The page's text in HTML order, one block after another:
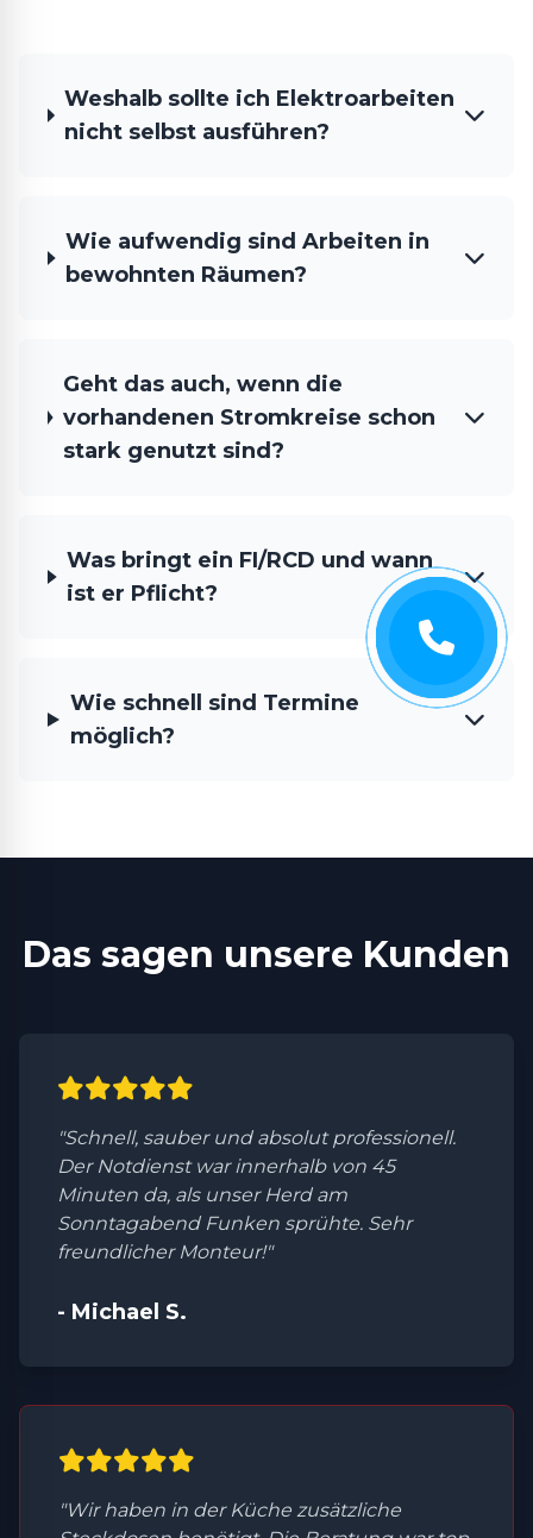
Weshalb sollte ich Elektroarbeiten
nicht selbst ausführen?
Wie aufwendig sind Arbeiten in
bewohnten Räumen?
Geht das auch, wenn die
vorhandenen Stromkreise schon
stark genutzt sind?
Was bringt ein FI/RCD und wann
ist er Pflicht?
Wie schnell sind Termine
möglich?
Das sagen unsere Kunden
"Schnell, sauber und absolut professionell.
Der Notdienst war innerhalb von 45
Minuten da, als unser Herd am
Sonntagabend Funken sprühte. Sehr
freundlicher Monteur!"
- Michael S.
"Wir haben in der Küche zusätzliche